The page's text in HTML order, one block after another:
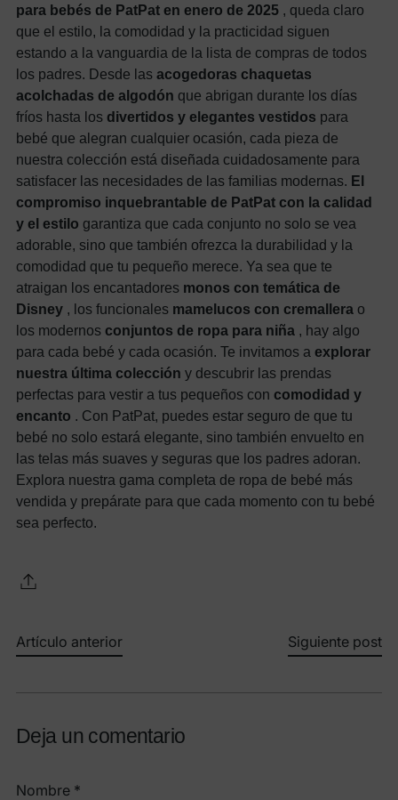
para bebés de PatPat en enero de 2025 , queda claro
que el estilo, la comodidad y la practicidad siguen
estando a la vanguardia de la lista de compras de todos
los padres. Desde las acogedoras chaquetas
acolchadas de algodón que abrigan durante los días
fríos hasta los divertidos y elegantes vestidos para
bebé que alegran cualquier ocasión, cada pieza de
nuestra colección está diseñada cuidadosamente para
satisfacer las necesidades de las familias modernas. El
compromiso inquebrantable de PatPat con la calidad
y el estilo garantiza que cada conjunto no solo se vea
adorable, sino que también ofrezca la durabilidad y la
comodidad que tu pequeño merece. Ya sea que te
atraigan los encantadores monos con temática de
Disney , los funcionales mamelucos con cremallera o
los modernos conjuntos de ropa para niña , hay algo
para cada bebé y cada ocasión. Te invitamos a explorar
nuestra última colección y descubrir las prendas
perfectas para vestir a tus pequeños con comodidad y
encanto . Con PatPat, puedes estar seguro de que tu
bebé no solo estará elegante, sino también envuelto en
las telas más suaves y seguras que los padres adoran.
Explora nuestra gama completa de ropa de bebé más
vendida y prepárate para que cada momento con tu bebé
sea perfecto.
Artículo anterior Siguiente post
Deja un comentario
Nombre *